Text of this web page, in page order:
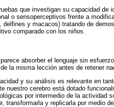
que investigan su capacidad
o sensoperceptivos frente a
y macacos) tratando de
comparado con los niños.
absorber el lenguaje sin
la misma lección antes de retener
y su análisis es relevante en
nuestro cerebro está dotado
por intermedio de la actividad
transformarla y replicarla por medio